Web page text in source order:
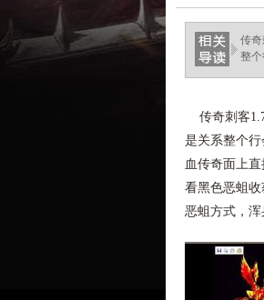
haixinganggou.com
传
整
传奇刺客
是关系整个
血传奇面上
看黑色恶蛆
恶蛆方式，浑